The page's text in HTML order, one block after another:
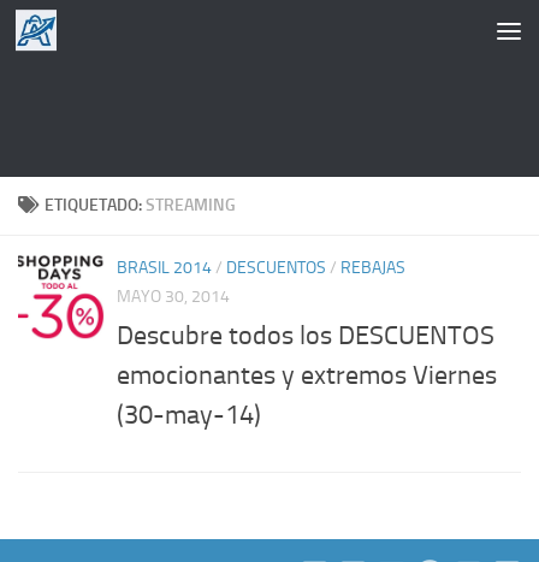
Saltar al contenido
ETIQUETADO:STREAMING
BRASIL 2014/ DESCUENTOS / REBAJAS
MAYO 30, 2014
Descubre todos los DESCUENTOS
emocionantes y extremos Viernes
(30-may-14)